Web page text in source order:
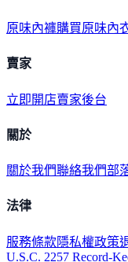
原味內褲購買原味內
賣家
立即開店賣家後台
關於
關於我們聯絡我們部
法律
服務條款隱私權政策
U.S.C. 2257 Record-